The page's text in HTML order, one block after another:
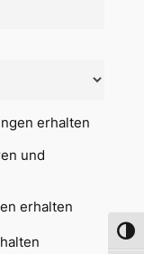
erhalten
und
erhalten